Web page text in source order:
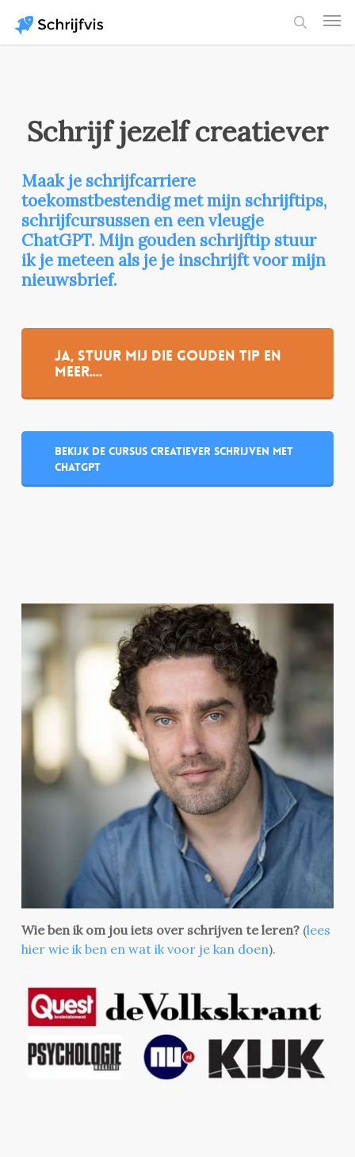
main
Schrijf jezelf creatiever
Maak je schrijfcarriere
toekomstbestendig met mijn schrijftips,
schrijfcursussen en een vleugje
ChatGPT. Mijn gouden schrijftip stuur
ik je meteen als je je inschrijft voor mijn
nieuwsbrief.
Ja, stuur mij die gouden tip en
meer....
Bekijk de cursus Creatiever schrijven met
ChatGPT
Wie ben ik om jou iets over schrijven te leren? (lees
hier wie ik ben en wat ik voor je kan doen).